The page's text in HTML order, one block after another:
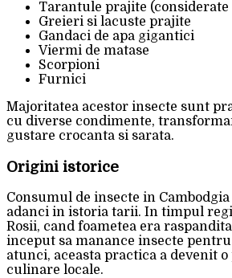
Tarantule prajite (considerate
Greieri si lacuste prajite
Gandaci de apa gigantici
Viermi de matase
Scorpioni
Furnici
Majoritatea acestor insecte sunt
cu diverse condimente,
gustare crocanta si sarata.
Origini istorice
Consumul de insecte in
adanci in istoria tarii. In timpul
Rosii, cand foametea era
inceput sa manance insecte
atunci, aceasta practica a devenit
culinare locale.